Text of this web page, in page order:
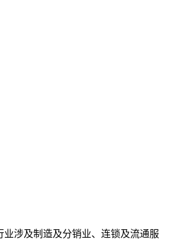
涉及制造及分销业、连锁及流通服